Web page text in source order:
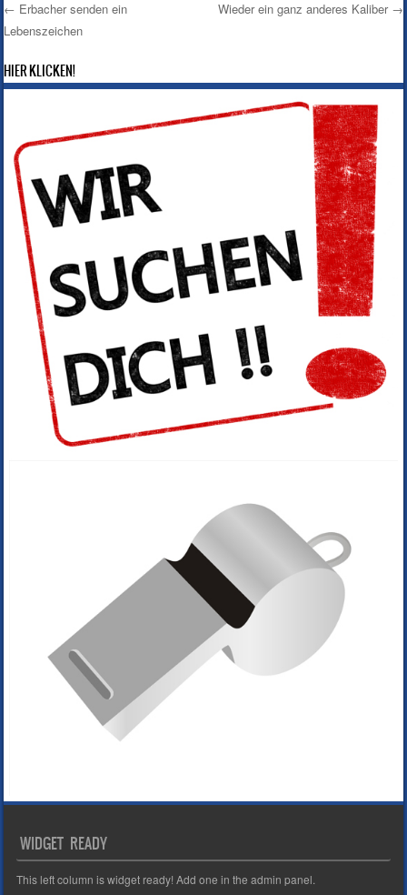
Post navigation
← Erbacher senden ein
Lebenszeichen
Wieder ein ganz anderes Kaliber →
HIER KLICKEN!
WIDGET READY
This left column is widget ready! Add one in the admin panel.